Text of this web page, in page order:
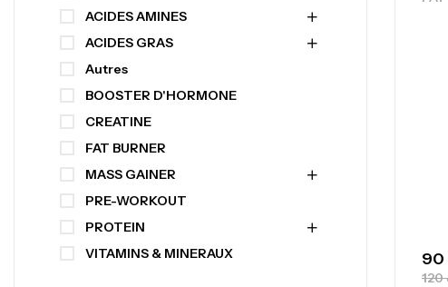
120
ACIDES AMINES
ACIDES GRAS
Autres
BOOSTER D'HORMONE
CREATINE
FAT BURNER
MASS GAINER
PRE-WORKOUT
PROTEIN
VITAMINS & MINERAUX